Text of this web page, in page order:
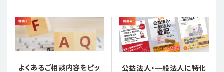
よくあるご相談内容をピッ
公益法人・一般法人に特化